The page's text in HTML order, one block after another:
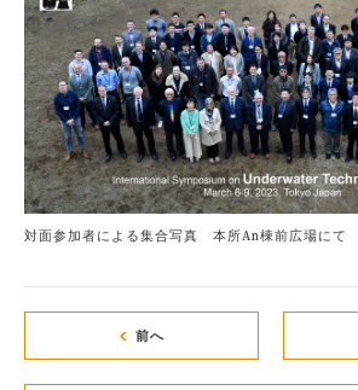
対面参加者による集合写真 本所An棟前広場にて
前へ